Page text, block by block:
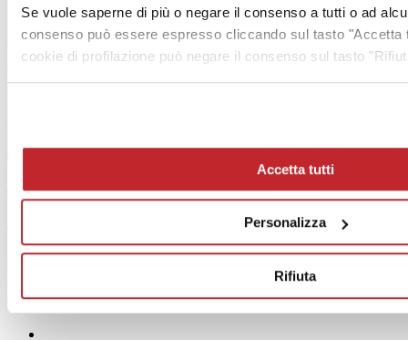
Se vuole saperne di più o negare il consenso a tutti o ad
consenso può essere espresso cliccando sul tasto "Accetta
cookie di profilazione può negare il consenso sul tasto
Accetta tutti
Personalizza
Rifiuta
Abbonamento Gratuito >
MediaKit >